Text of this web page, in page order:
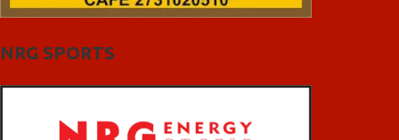
NRG SPORTS